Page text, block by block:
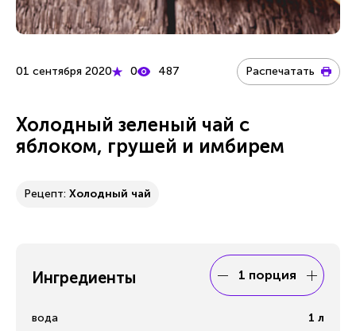
01 сентября 2020 0 487 Распечатать
Холодный зеленый чай с
яблоком, грушей и имбирем
Рецепт: Холодный чай
Ингредиенты 1 порция
вода 1 л